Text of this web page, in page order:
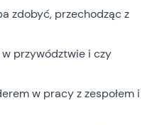
zdobyć, przechodząc z
przywództwie i czy
w pracy z zespołem i